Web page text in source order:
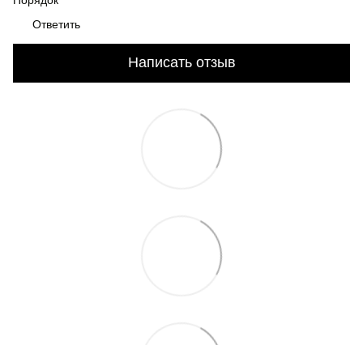
Ответить
Написать отзыв